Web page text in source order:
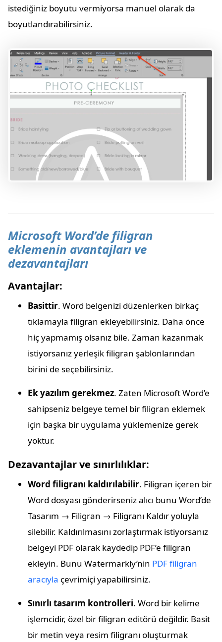
istediğiniz boyutu vermiyorsa manuel olarak da
boyutlandırabilirsiniz.
Microsoft Word’de filigran
eklemenin avantajları ve
dezavantajları
Avantajlar:
Basittir. Word belgenizi düzenlerken birkaç
tıklamayla filigran ekleyebilirsiniz. Daha önce
hiç yapmamış olsanız bile. Zaman kazanmak
istiyorsanız yerleşik filigran şablonlarından
birini de seçebilirsiniz.
Ek yazılım gerekmez. Zaten Microsoft Word’e
sahipseniz belgeye temel bir filigran eklemek
için başka bir uygulama yüklemenize gerek
yoktur.
Dezavantajlar ve sınırlılıklar:
Word filigranı kaldırılabilir. Filigran içeren bir
Word dosyası gönderirseniz alıcı bunu Word’de
Tasarım → Filigran → Filigranı Kaldır yoluyla
silebilir. Kaldırılmasını zorlaştırmak istiyorsanız
belgeyi PDF olarak kaydedip PDF’e filigran
ekleyin. Bunu Watermarkly’nin PDF filigran
aracıyla çevrimiçi yapabilirsiniz.
Sınırlı tasarım kontrolleri. Word bir kelime
işlemcidir, özel bir filigran editörü değildir. Basit
bir metin veya resim filigranı oluşturmak